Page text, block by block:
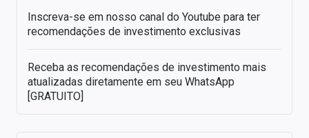
Inscreva-se em nosso canal do Youtube para ter
recomendações de investimento exclusivas
Receba as recomendações de investimento mais
atualizadas diretamente em seu WhatsApp
[GRATUITO]